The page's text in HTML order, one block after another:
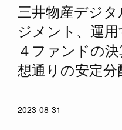
三井物産デジ
ジメント、運
４ファンドの
想通りの安定
2023-08-31